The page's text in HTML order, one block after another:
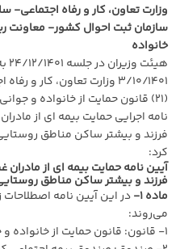
وزارت تعاون، کار و رفاه اجتماعی-
سازمان ثبت احوال کشور- معاونت
خانواده
۳/۱۰/۱۴۰۱ وزارت تعاون، کار
نامه اجرایی حمایت بیمه ای از
فرزند و بیشتر ساکن مناطق
کرد:
آیین نامه حمایت بیمه ای از مادران
فرزند و بیشتر ساکن مناطق
ماده ۱-
در این آیین نامه
می‌روند:
۱- قانون: قانون حمایت از خانواده و جوانی جمعیت -مصوب ۱۴۰۰-